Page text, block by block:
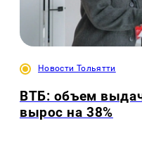
Новости Тольятти
ВТБ: объем
вырос на 38%